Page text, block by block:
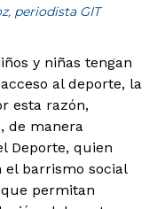
periodista GIT
y niñas tengan
al deporte, la
esta razón,
de manera
Deporte, quien
barrismo social
permitan